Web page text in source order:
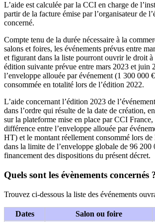
L’aide est calculée par la CCI en charge de
partir de la facture émise par l’organisateur de
concerné.
Compte tenu de la durée nécessaire à la
salons et foires, les événements prévus entre
et figurant dans la liste pourront ouvrir le droit à
édition suivante prévue entre mars 2023 et juin
l’enveloppe allouée par événement (1 300 000
consommée en totalité lors de l’édition 2022.
L’aide concernant l’édition 2023 de
dans l’ordre qui résulte de la date de création,
sur la plateforme mise en place par CCI
différence entre l’enveloppe allouée par
HT) et le montant réellement consommé lors de
dans la limite de l’enveloppe globale de 96 200
financement des dispositions du présent décret.
Quels sont les évènements concernés
Trouvez ci-dessous la liste des événements
Dates Salon ou foire